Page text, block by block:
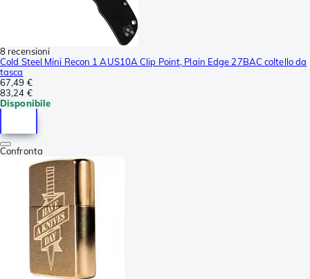
8 recensioni
Cold Steel Mini Recon 1 AUS10A Clip Point, Plain Edge 27BAC coltello da
tasca
67,49 €
83,24 €
Disponibile
Confronta